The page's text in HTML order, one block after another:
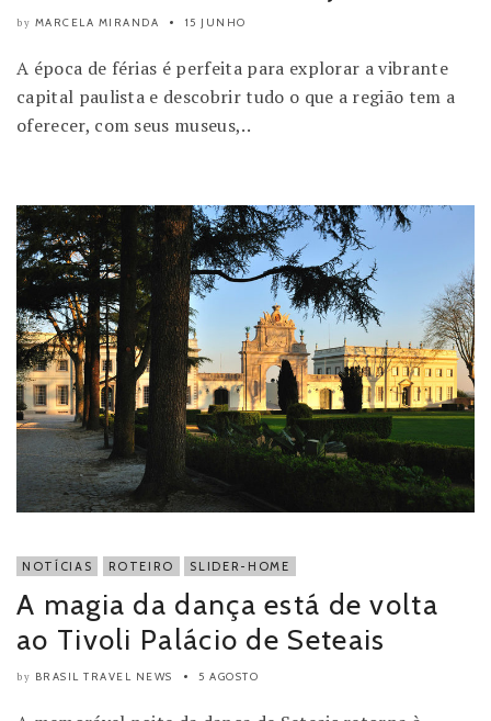
by MARCELA MIRANDA 15 JUNHO
A época de férias é perfeita para explorar a vibrante
capital paulista e descobrir tudo o que a região tem a
oferecer, com seus museus,..
NOTÍCIAS ROTEIRO SLIDER-HOME
A magia da dança está de volta
ao Tivoli Palácio de Seteais
by BRASIL TRAVEL NEWS 5 AGOSTO